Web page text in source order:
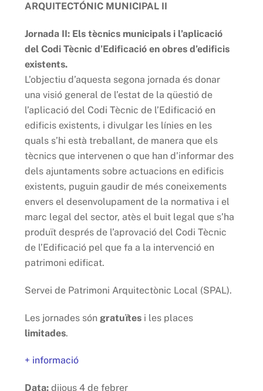
ARQUITECTÓNIC MUNICIPAL II
Jornada II: Els tècnics municipals i l’aplicació
del Codi Tècnic d’Edificació en obres d’edificis
existents.
L’objectiu d’aquesta segona jornada és donar
una visió general de l’estat de la qüestió de
l’aplicació del Codi Tècnic de l’Edificació en
edificis existents, i divulgar les línies en les
quals s’hi està treballant, de manera que els
tècnics que intervenen o que han d’informar des
dels ajuntaments sobre actuacions en edificis
existents, puguin gaudir de més coneixements
envers el desenvolupament de la normativa i el
marc legal del sector, atès el buit legal que s’ha
produït després de l’aprovació del Codi Tècnic
de l’Edificació pel que fa a la intervenció en
patrimoni edificat.
Servei de Patrimoni Arquitectònic Local (SPAL).
Les jornades són gratuïtes i les places
limitades.
+ informació
Data:dijous 4 de febrer